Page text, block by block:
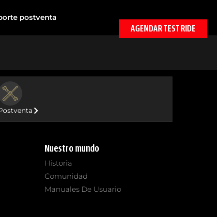
postventa
AGENDAR TEST RIDE
Nuestro mundo
Historia
Comunidad
Manuales De Usuario